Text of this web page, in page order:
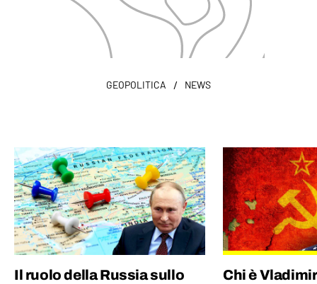
GEOPOLITICA / NEWS
Il ruolo della Russia sullo
Chi è